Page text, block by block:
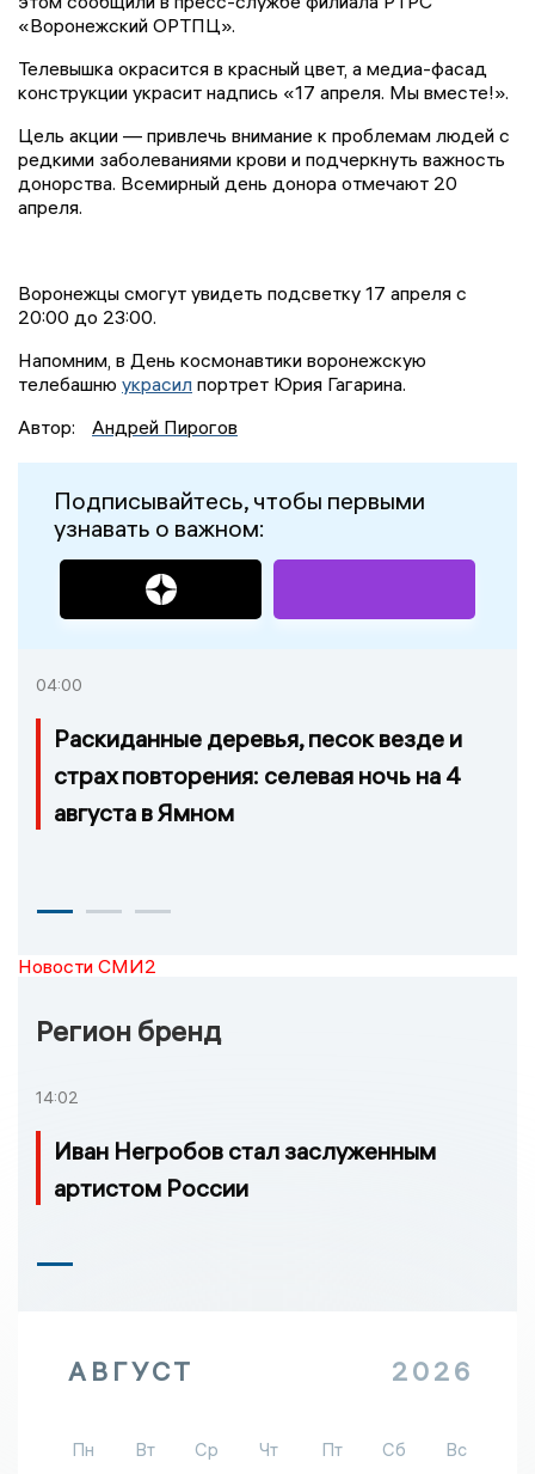
«Воронежский ОРТПЦ».
Телевышка окрасится в красный цвет, а медиа-фасад
конструкции украсит надпись «17 апреля. Мы вместе!».
Цель акции — привлечь внимание к проблемам людей с
редкими заболеваниями крови и подчеркнуть важность
донорства. Всемирный день донора отмечают 20
апреля.
Воронежцы смогут увидеть подсветку 17 апреля с
20:00 до 23:00.
Напомним, в День космонавтики воронежскую
телебашню украсил портрет Юрия Гагарина.
Автор:
Андрей Пирогов
Подписывайтесь, чтобы первыми
узнавать о важном:
04:00
Раскиданные деревья, песок везде и
страх повторения: селевая ночь на 4
августа в Ямном
Новости СМИ2
Регион бренд
14:02
Иван Негробов стал заслуженным
артистом России
АВГУСТ 2026
Пн Вт Ср Чт Пт Сб
Вс